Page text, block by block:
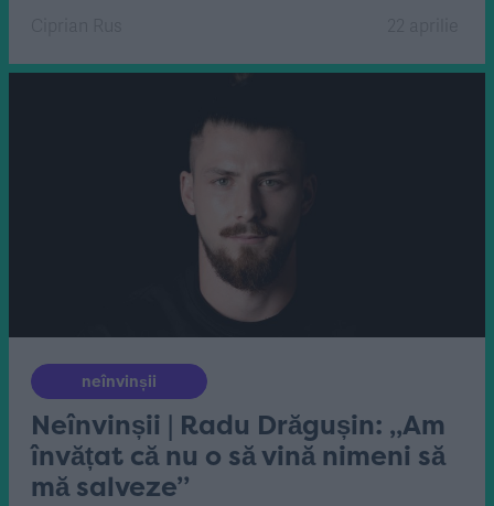
neînvinșii
Neînvinșii | Radu Drăgușin: „Am
învățat că nu o să vină nimeni să
mă salveze”